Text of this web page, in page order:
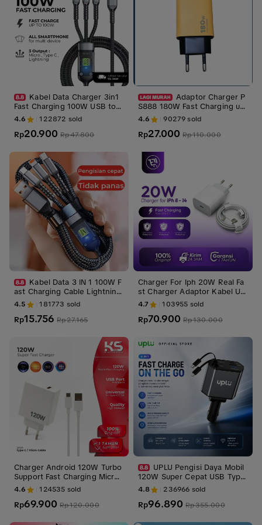
Kabel Data Charger 3in1
Fast Charging 100W USB to
Micro Typec Lightning Fast Tr
ansmission Data up to 480m
bps
4.6 122872 sold
Rp20.900 Rp47.800
Kabel Data 3 IN 1 100W F
ast Charging Cable Lightning
Type C USB Micro For iPhone
15 Samsung Xiaomi OPPO VIV
O Pilot Lamp Digital Screen C
4.5 181773 sold
Rp15.756 Rp27.165
Charger Android 120W Turbo
Support Fast Charging Micro
V8 & Type-C Carger Adapter
4.6 124535 sold
Rp69.900 Rp120.000
Adaptor Charger P
S888 180W Fast Charging uni
versal Batok
4.6 90279sold
Rp27.000 Rp110.000
Charger For Iph 20W Real Fa
st Charger Adaptor Kabel US
B C To Lightning Casan Iph 2
0 Watt
4.7 103955 sold
Rp70.900 Rp130.000
UPLU Pengisi Daya Mobil
120W Super Cepat USB Type
C & Lightning Kabel 880mm
untuk Ponsel dan Perangkat
Digital
4.8 236966 sold
Rp96.890 Rp355.000